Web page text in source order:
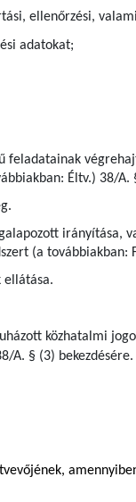
ellenőrzési,
adatokat;
feladatainak
Éltv.) 38/A.
irányítása,
(a továbbiakban:
ellátása.
közhatalmi
A. § (3) bekezdésére.